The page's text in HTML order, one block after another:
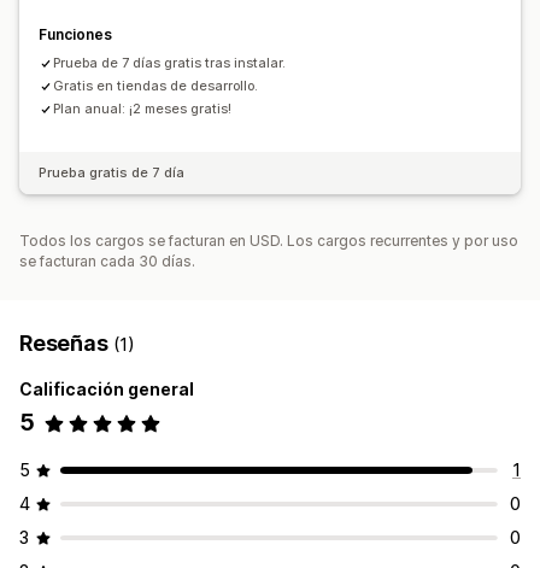
Funciones
Prueba de 7 días gratis tras instalar.
Gratis en tiendas de desarrollo.
Plan anual: ¡2 meses gratis!
Prueba gratis de 7 día
Todos los cargos se facturan en USD. Los cargos recurrentes y por uso
se facturan cada 30 días.
Reseñas (1)
Calificación general
5
5
1
4
0
3
0